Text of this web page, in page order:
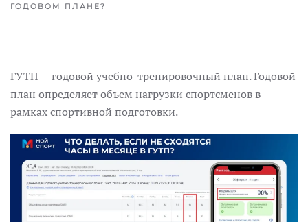
ГОДОВОМ ПЛАНЕ?
ГУТП — годовой учебно-тренировочный план. Годовой
план определяет объем нагрузки спортсменов в
рамках спортивной подготовки.